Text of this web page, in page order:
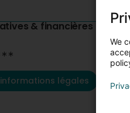
& financières
légales
We